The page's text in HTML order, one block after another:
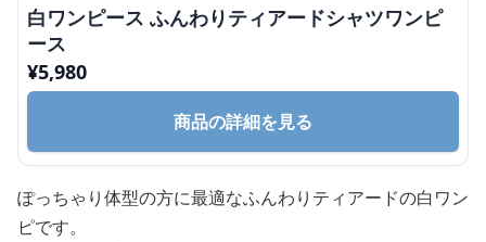
白ワンピース ふんわりティアードシャツワンピ
ース
¥5,980
商品の詳細を見る
ぽっちゃり体型の方に最適なふんわりティアードの白ワン
ピです。